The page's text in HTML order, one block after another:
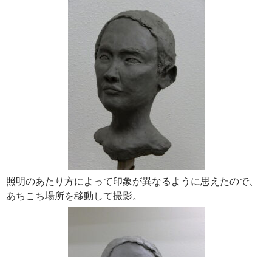
照明のあたり方によって印象が異なるように思えたので、
あちこち場所を移動して撮影。